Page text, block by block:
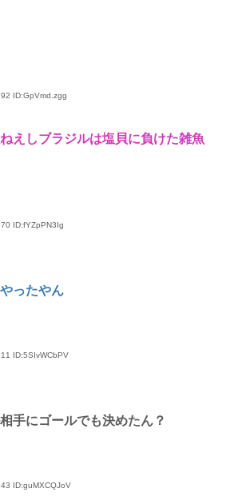
ID:GpVmd.zgg
えしブラジルは塩貝に負けた雑魚
ID:fYZpPN3Ig
ったやん
ID:5SIvWCbPV
手にゴールでも決めたん？
ID:guMXCQJoV